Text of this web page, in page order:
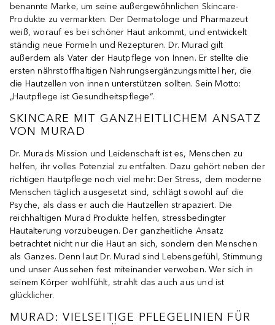
benannte Marke, um seine außergewöhnlichen Skincare-
Produkte zu vermarkten. Der Dermatologe und Pharmazeut
weiß, worauf es bei schöner Haut ankommt, und entwickelt
ständig neue Formeln und Rezepturen. Dr. Murad gilt
außerdem als Vater der Hautpflege von Innen. Er stellte die
ersten nährstoffhaltigen Nahrungsergänzungsmittel her, die
die Hautzellen von innen unterstützen sollten. Sein Motto:
„Hautpflege ist Gesundheitspflege“.
SKINCARE MIT GANZHEITLICHEM ANSATZ
VON MURAD
Dr. Murads Mission und Leidenschaft ist es, Menschen zu
helfen, ihr volles Potenzial zu entfalten. Dazu gehört neben der
richtigen Hautpflege noch viel mehr: Der Stress, dem moderne
Menschen täglich ausgesetzt sind, schlägt sowohl auf die
Psyche, als dass er auch die Hautzellen strapaziert. Die
reichhaltigen Murad Produkte helfen, stressbedingter
Hautalterung vorzubeugen. Der ganzheitliche Ansatz
betrachtet nicht nur die Haut an sich, sondern den Menschen
als Ganzes. Denn laut Dr. Murad sind Lebensgefühl, Stimmung
und unser Aussehen fest miteinander verwoben. Wer sich in
seinem Körper wohlfühlt, strahlt das auch aus und ist
glücklicher.
MURAD: VIELSEITIGE PFLEGELINIEN FÜR